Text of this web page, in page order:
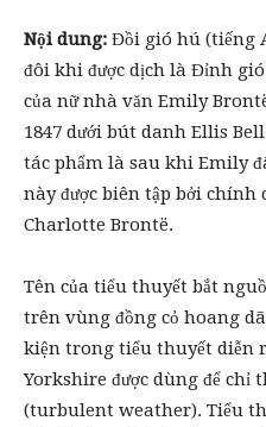
Nội dung: Đồi gió hú (tiếng
đôi khi được dịch là Đỉnh
của nữ nhà văn Emily
1847 dưới bút danh Ellis
tác phẩm là sau khi Emily
này được biên tập bởi chính
Charlotte Brontë.
Tên của tiểu thuyết bắt
trên vùng đồng cỏ hoang
kiện trong tiểu thuyết diễn
Yorkshire được dùng để chỉ
(turbulent weather). Tiểu